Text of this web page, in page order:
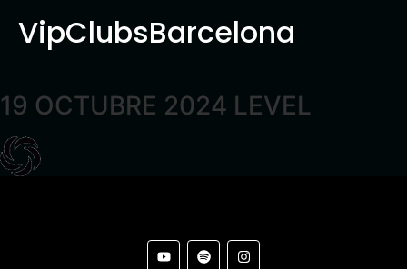
VipClubsBarcelona
19 OCTUBRE 2024 LEVEL